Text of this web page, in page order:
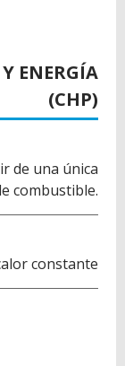
ENERGÍA
(CHP)
de una única
combustible.
constante